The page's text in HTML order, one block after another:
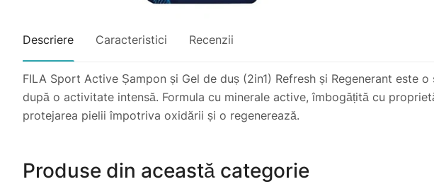
Descriere Caracteristici Recenzii
FILA Sport Active Șampon și Gel de duș (2in1) Refresh și Regenerant
după o activitate intensă. Formula cu minerale active, îmbogățită cu
protejarea pielii împotriva oxidării și o regenerează.
Produse din această categorie